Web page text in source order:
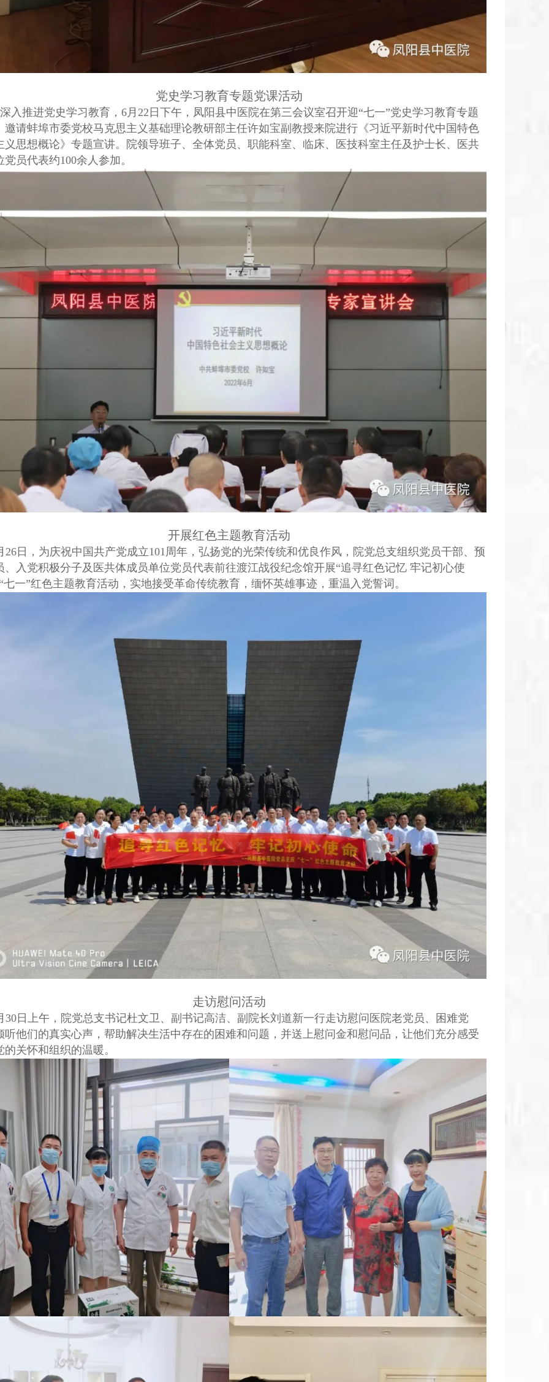
党史学习教育专题党课活动
入推进党史学习教育，6月22日下午，凤阳县中医院在第三会议室召开迎“七一”党史学习教育专题
邀请蚌埠市委党校马克思主义基础理论教研部主任许如宝副教授来院进行《习近平新时代中国特色
义思想概论》专题宣讲。院领导班子、全体党员、职能科室、临床、医技科室主任及护士长、医共
党员代表约100余人参加。
开展红色主题教育活动
26日，为庆祝中国共产党成立101周年，弘扬党的光荣传统和优良作风，院党总支组织党员干部、预
、入党积极分子及医共体成员单位党员代表前往渡江战役纪念馆开展“追寻红色记忆 牢记初心使
七一”红色主题教育活动，实地接受革命传统教育，缅怀英雄事迹，重温入党誓词。
走访慰问活动
30日上午，院党总支书记杜文卫、副书记高洁、副院长刘道新一行走访慰问医院老党员、困难党
听他们的真实心声，帮助解决生活中存在的困难和问题，并送上慰问金和慰问品，让他们充分感受
的关怀和组织的温暖。